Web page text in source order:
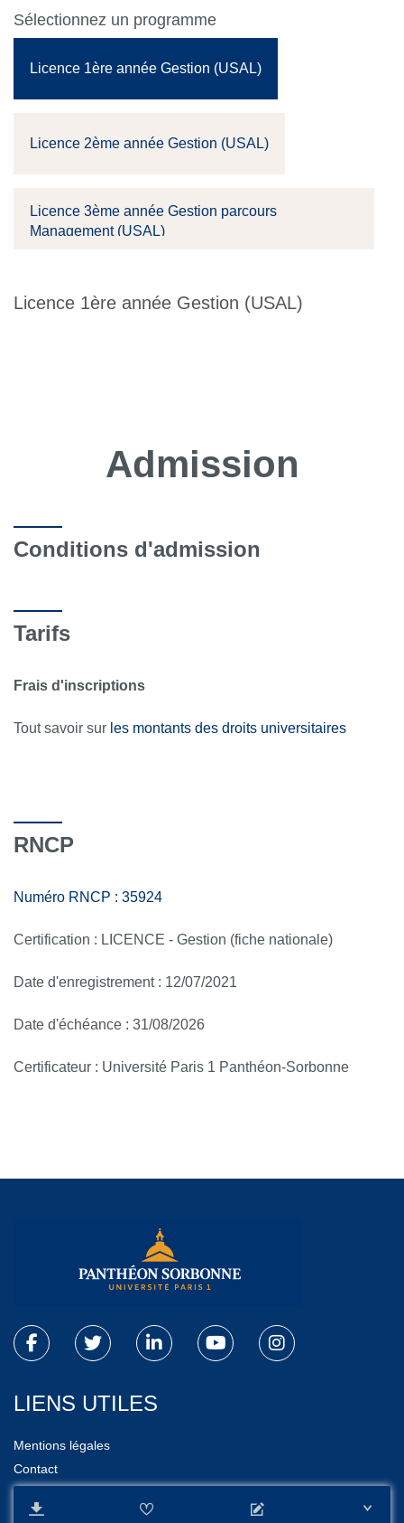
Sélectionnez un programme
Licence 1ère année Gestion (USAL)
Licence 2ème année Gestion (USAL)
Licence 3ème année Gestion parcours
Management (USAL)
Licence 1ère année Gestion (USAL)
Admission
Conditions d'admission
Tarifs
Frais d'inscriptions
Tout savoir sur les montants des droits universitaires
RNCP
Numéro RNCP : 35924
Certification : LICENCE - Gestion (fiche nationale)
Date d'enregistrement : 12/07/2021
Date d'échéance : 31/08/2026
Certificateur : Université Paris 1 Panthéon-Sorbonne
LIENS UTILES
Mentions légales
Contact